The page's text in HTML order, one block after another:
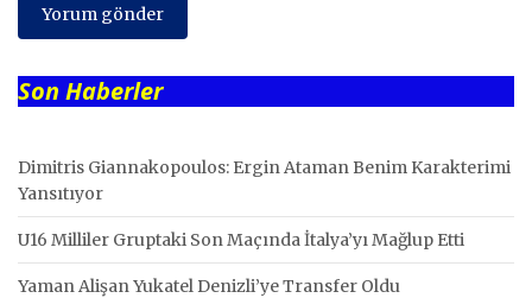
Son Haberler
Dimitris Giannakopoulos: Ergin Ataman Benim Karakterimi
Yansıtıyor
U16 Milliler Gruptaki Son Maçında İtalya’yı Mağlup Etti
Yaman Alişan Yukatel Denizli’ye Transfer Oldu